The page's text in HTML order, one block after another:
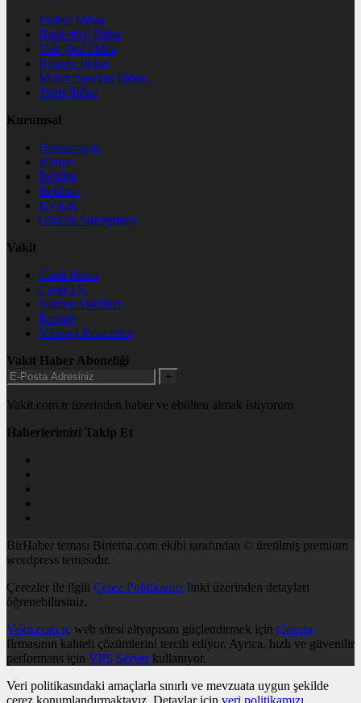
Futbol İddaa
Basketbol İddaa
Voleybol İddaa
Bilardo İddaa
Motor Sporları İddaa
Tenis İddaa
Kurumsal
Hakkımızda
Künye
İletişim
Reklam
KVKK
Gizlilik Sözleşmesi
Vakit
Canlı Borsa
Canlı TV
Namaz Vakitleri
Eczane
Nöbetçi Eczaneler
Vakit Haber Aboneliği
+
Vakit.com.tr üzerinden haber ve ebülten almak istiyorum
Haberlerimizi Takip Et
BirHaber teması Birtema.com ekibi tarafından © üretilmiş premium
wordpress temasıdır.
Çerezler ile ilgili Çerez Politikamız linki üzerinden detayları
öğrenebilirsiniz.
Vakit.com.tr, web sitesi altyapısını güçlendirmek için Cenuta
firmasının kaliteli çözümlerini tercih ediyor. Ayrıca, hızlı ve güvenilir
performans için VPS Serverkullanıyor.
Veri politikasındaki amaçlarla sınırlı ve mevzuata uygun şekilde
çerez konumlandırmaktayız. Detaylar için veri politikamızı